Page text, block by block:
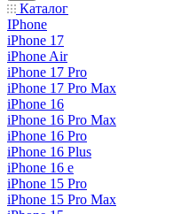
Каталог
IPhone
iPhone 17
iPhone Air
iPhone 17 Pro
iPhone 17 Pro Max
iPhone 16
iPhone 16 Pro Max
iPhone 16 Pro
iPhone 16 Plus
iPhone 16 e
iPhone 15 Pro
iPhone 15 Pro Max